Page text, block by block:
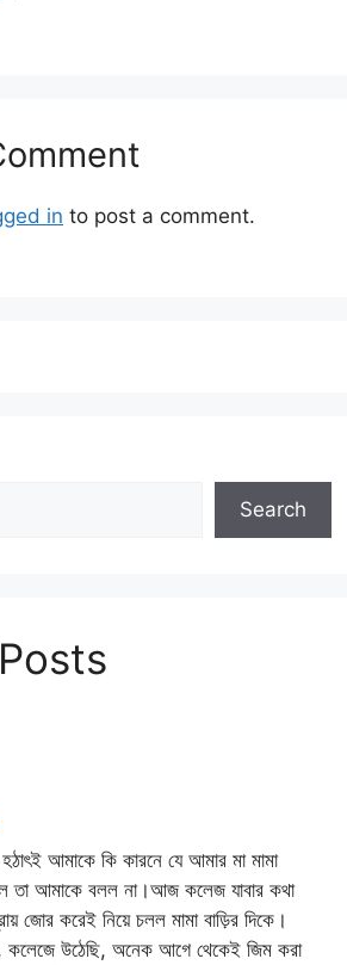
in to post a comment.
Search
আমাকে কি কারনে যে আমার মা মামা
তা আমাকে বলল না।আজ কলেজ যাবার কথা
জোর করেই নিয়ে চলল মামা বাড়ির দিকে।
কলেজে উঠেছি, অনেক আগে থেকেই জিম করা